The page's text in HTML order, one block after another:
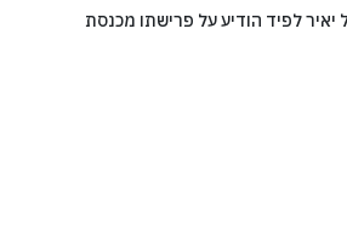
לפיד הודיע על פרישתו מכנסת